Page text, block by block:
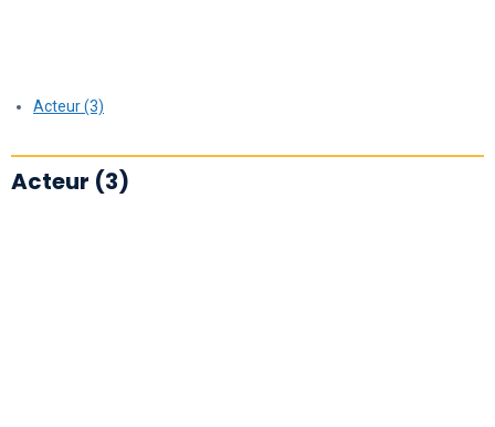
Acteur (3)
Acteur (3)